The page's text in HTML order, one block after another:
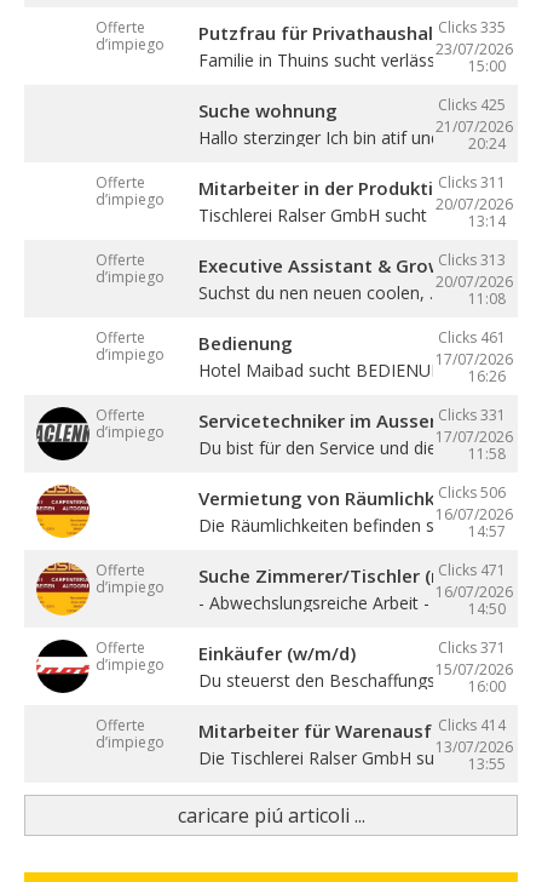
Offerte
d’impiego
Clicks 335
23/07/2026
15:00
Putzfrau für Privathaushalt gesucht
Familie in Thuins sucht verlässliche ...
Clicks 425
21/07/2026
20:24
Suche wohnung
Hallo sterzinger Ich bin atif und komme aus
Offerte
d’impiego
Clicks 311
20/07/2026
13:14
Mitarbeiter in der Produktion (m/w/d)
Tischlerei Ralser GmbH sucht Mitarbeiter
Offerte
d’impiego
Clicks 313
20/07/2026
11:08
Executive Assistant & Growth Partner
Suchst du nen neuen coolen, ...
Offerte
d’impiego
Clicks 461
17/07/2026
16:26
Bedienung
Hotel Maibad sucht BEDIENUNG für ...
Offerte
d’impiego
Clicks 331
17/07/2026
11:58
Servicetechniker im Aussendienst (w/
Du bist für den Service und die ...
Clicks 506
16/07/2026
14:57
Vermietung von Räumlichkeiten,
Die Räumlichkeiten befinden sich zentral in
Offerte
d’impiego
Clicks 471
16/07/2026
14:50
Suche Zimmerer/Tischler (m/w/d),
- Abwechslungsreiche Arbeit - Sehr gute ...
Offerte
d’impiego
Clicks 371
15/07/2026
16:00
Einkäufer (w/m/d)
Du steuerst den Beschaffungsprozess von
Offerte
d’impiego
Clicks 414
13/07/2026
13:55
Mitarbeiter für Warenausfuhr (m/w/d)
Die Tischlerei Ralser GmbH sucht ...
caricare piú articoli ...